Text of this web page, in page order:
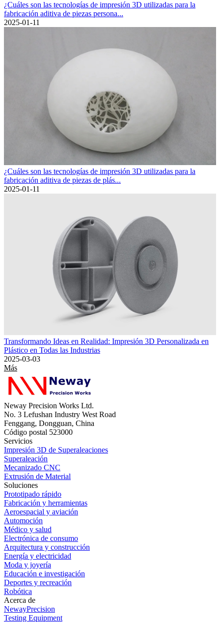
¿Cuáles son las tecnologías de impresión 3D utilizadas para la
fabricación aditiva de piezas persona...
2025-01-11
¿Cuáles son las tecnologías de impresión 3D utilizadas para la
fabricación aditiva de piezas de plás...
2025-01-11
Transformando Ideas en Realidad: Impresión 3D Personalizada en
Plástico en Todas las Industrias
2025-03-03
Más
Neway Precision Works Ltd.
No. 3 Lefushan Industry West Road
Fenggang, Dongguan, China
Código postal 523000
Servicios
Impresión 3D de Superaleaciones
Superaleación
Mecanizado CNC
Extrusión de Material
Soluciones
Prototipado rápido
Fabricación y herramientas
Aeroespacial y aviación
Automoción
Médico y salud
Electrónica de consumo
Arquitectura y construcción
Energía y electricidad
Moda y joyería
Educación e investigación
Deportes y recreación
Robótica
Acerca de
NewayPrecision
Testing Equipment